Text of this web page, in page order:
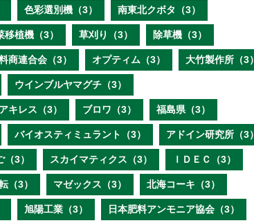
色彩選別機（3） 南東北クボタ（3）
移植機（3） 草刈り（3） 除草機（3）
商連合会（3） オプティム（3） 大竹製作所（3）
ウインブルヤマグチ（3）
アキレス（3） ブロワ（3） 福島県（3）
バイオスティミュラント（3） アドイン研究所（3）
（3） スカイマティクス（3） ＩＤＥＣ（3）
（3） マゼックス（3） 北海コーキ（3）
旭陽工業（3） 日本肥料アンモニア協会（3）